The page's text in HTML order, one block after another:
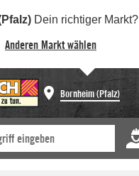
Dein richtiger Markt?
Anderen Markt wählen
Bornheim (Pfalz)